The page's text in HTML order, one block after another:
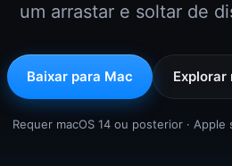
um arrastar e soltar de
Baixar para Mac Explorar
Requer macOS 14 ou posterior · Apple